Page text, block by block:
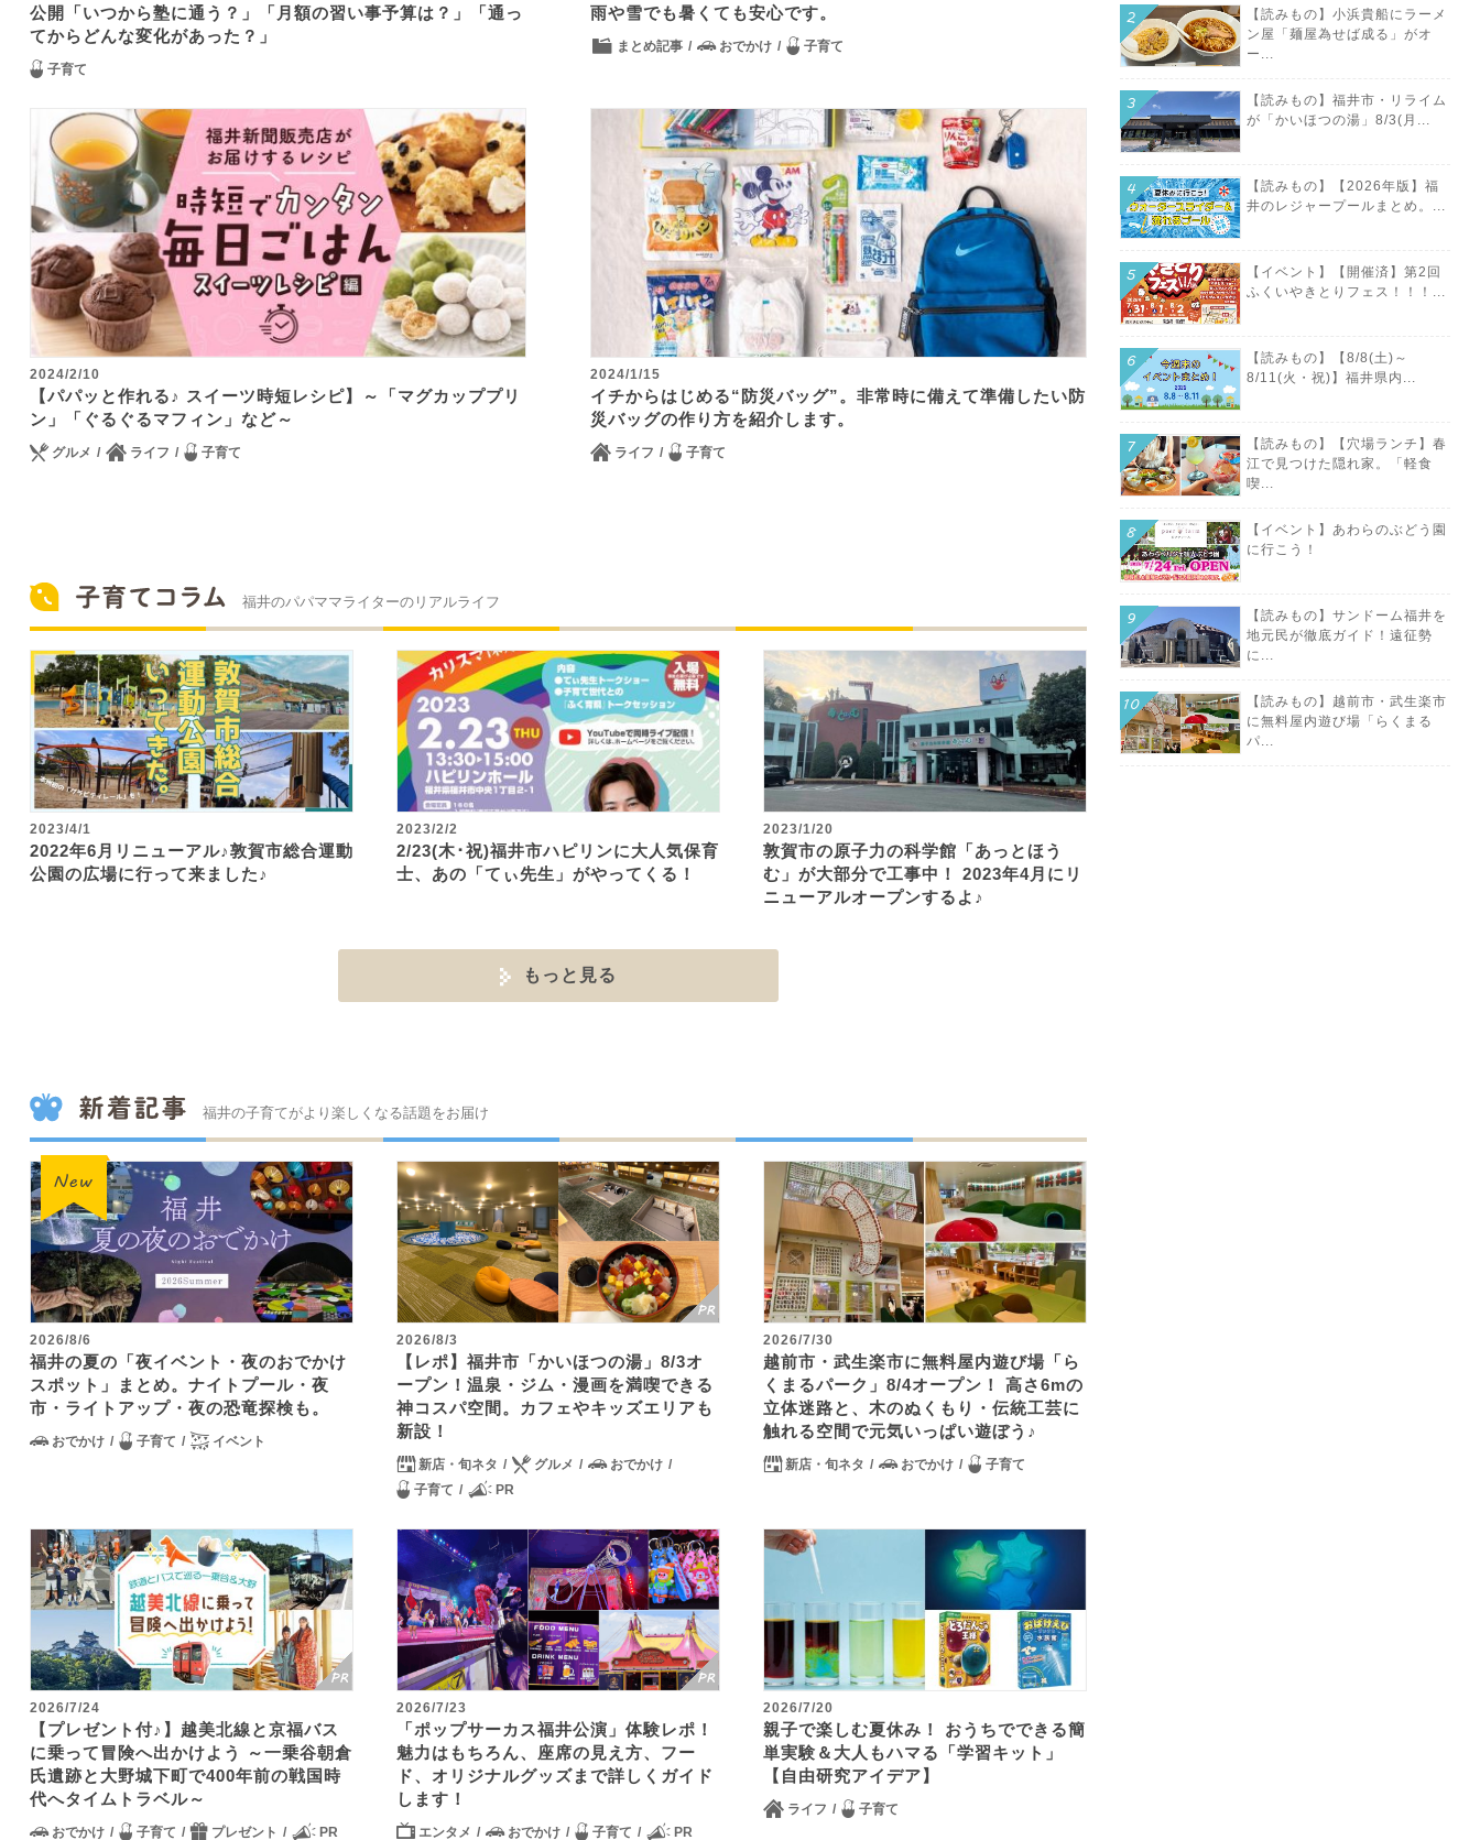
公開「いつから塾に通う？」「月額の習い事予算は？」「通っ
てからどんな変化があった？」
子育て
雨や雪でも暑くても安心です。
まとめ記事 おでかけ 子育て
2024/2/10
【パパッと作れる♪ スイーツ時短レシピ】～「マグカッププリ
ン」「ぐるぐるマフィン」など～
グルメ ライフ 子育て
2024/1/15
イチからはじめる“防災バッグ”。非常時に備えて準備したい防
災バッグの作り方を紹介します。
ライフ 子育て
福井のパパママライターのリアルライフ
2023/4/1
2022年6月リニューアル♪敦賀市総合運動
公園の広場に行って来ました♪
2023/2/2
2/23(木･祝)福井市ハピリンに大人気保育
士、あの「てぃ先生」がやってくる！
2023/1/20
敦賀市の原子力の科学館「あっとほう
む」が大部分で工事中！ 2023年4月にリ
ニューアルオープンするよ♪
もっと見る
福井の子育てがより楽しくなる話題をお届け
2026/8/6
福井の夏の「夜イベント・夜のおでかけ
スポット」まとめ。ナイトプール・夜
市・ライトアップ・夜の恐竜探検も。
おでかけ 子育て イベント
2026/8/3
【レポ】福井市「かいほつの湯」8/3オ
ープン！温泉・ジム・漫画を満喫できる
神コスパ空間。カフェやキッズエリアも
新設！
新店・旬ネタ グルメ
おでかけ
子育て
PR
2026/7/30
越前市・武生楽市に無料屋内遊び場「ら
くまるパーク」8/4オープン！ 高さ6mの
立体迷路と、木のぬくもり・伝統工芸に
触れる空間で元気いっぱい遊ぼう♪
新店・旬ネタ おでかけ 子育て
2026/7/24
【プレゼント付♪】越美北線と京福バス
に乗って冒険へ出かけよう ～一乗谷朝倉
氏遺跡と大野城下町で400年前の戦国時
代へタイムトラベル～
おでかけ 子育て プレゼント PR
2026/7/23
「ポップサーカス福井公演」体験レポ！
魅力はもちろん、座席の見え方、フー
ド、オリジナルグッズまで詳しくガイド
します！
エンタメ おでかけ 子育て PR
2026/7/20
親子で楽しむ夏休み！ おうちでできる簡
単実験＆大人もハマる「学習キット」
【自由研究アイデア】
ライフ 子育て
【読みもの】小浜貴船にラーメ
ン屋「麺屋為せば成る」がオ
ー...
【読みもの】福井市・リライム
が「かいほつの湯」8/3(月...
【読みもの】【2026年版】福
井のレジャープールまとめ。...
【イベント】【開催済】第2回
ふくいやきとりフェス！！！...
【読みもの】【8/8(土)～
8/11(火・祝)】福井県内...
【読みもの】【穴場ランチ】春
江で見つけた隠れ家。「軽食
喫...
【イベント】あわらのぶどう園
に行こう！
【読みもの】サンドーム福井を
地元民が徹底ガイド！遠征勢
に...
【読みもの】越前市・武生楽市
に無料屋内遊び場「らくまる
パ...